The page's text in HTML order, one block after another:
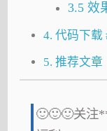
3.5 效
4. 代码下载
5. 推荐文章
🙂🙂🙂关注